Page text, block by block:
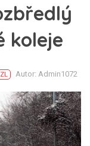
koleje
ZL Autor: Admin1072